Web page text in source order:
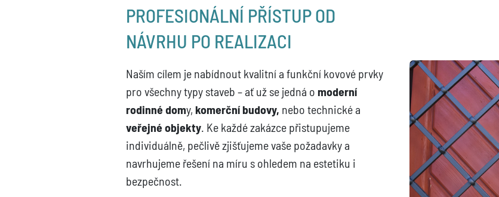
PROFESIONÁLNÍ PŘÍSTUP OD
NÁVRHU PO REALIZACI
Naším cílem je nabídnout kvalitní a funkční kovové prvky
pro všechny typy staveb – ať už se jedná o moderní
rodinné domy, komerční budovy, nebo technické a
veřejné objekty. Ke každé zakázce přistupujeme
individuálně, pečlivě zjišťujeme vaše požadavky a
navrhujeme řešení na míru s ohledem na estetiku i
bezpečnost.